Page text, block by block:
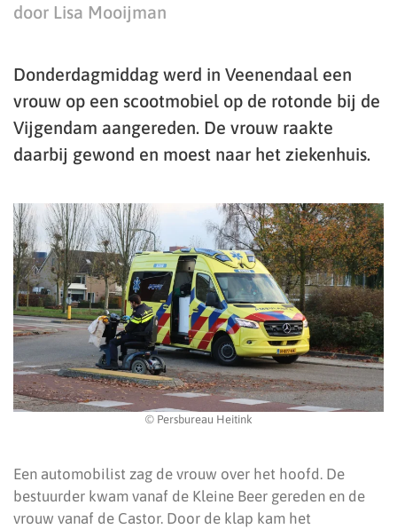
door Lisa Mooijman
Donderdagmiddag werd in Veenendaal een
vrouw op een scootmobiel op de rotonde bij de
Vijgendam aangereden. De vrouw raakte
daarbij gewond en moest naar het ziekenhuis.
© Persbureau Heitink
Een automobilist zag de vrouw over het hoofd. De
bestuurder kwam vanaf de Kleine Beer gereden en de
vrouw vanaf de Castor. Door de klap kam het